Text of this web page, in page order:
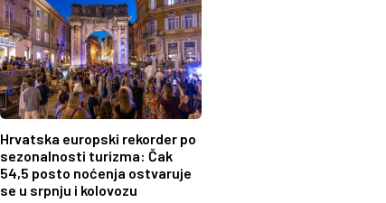
Hrvatska europski rekorder po
sezonalnosti turizma: Čak
54,5 posto noćenja ostvaruje
se u srpnju i kolovozu